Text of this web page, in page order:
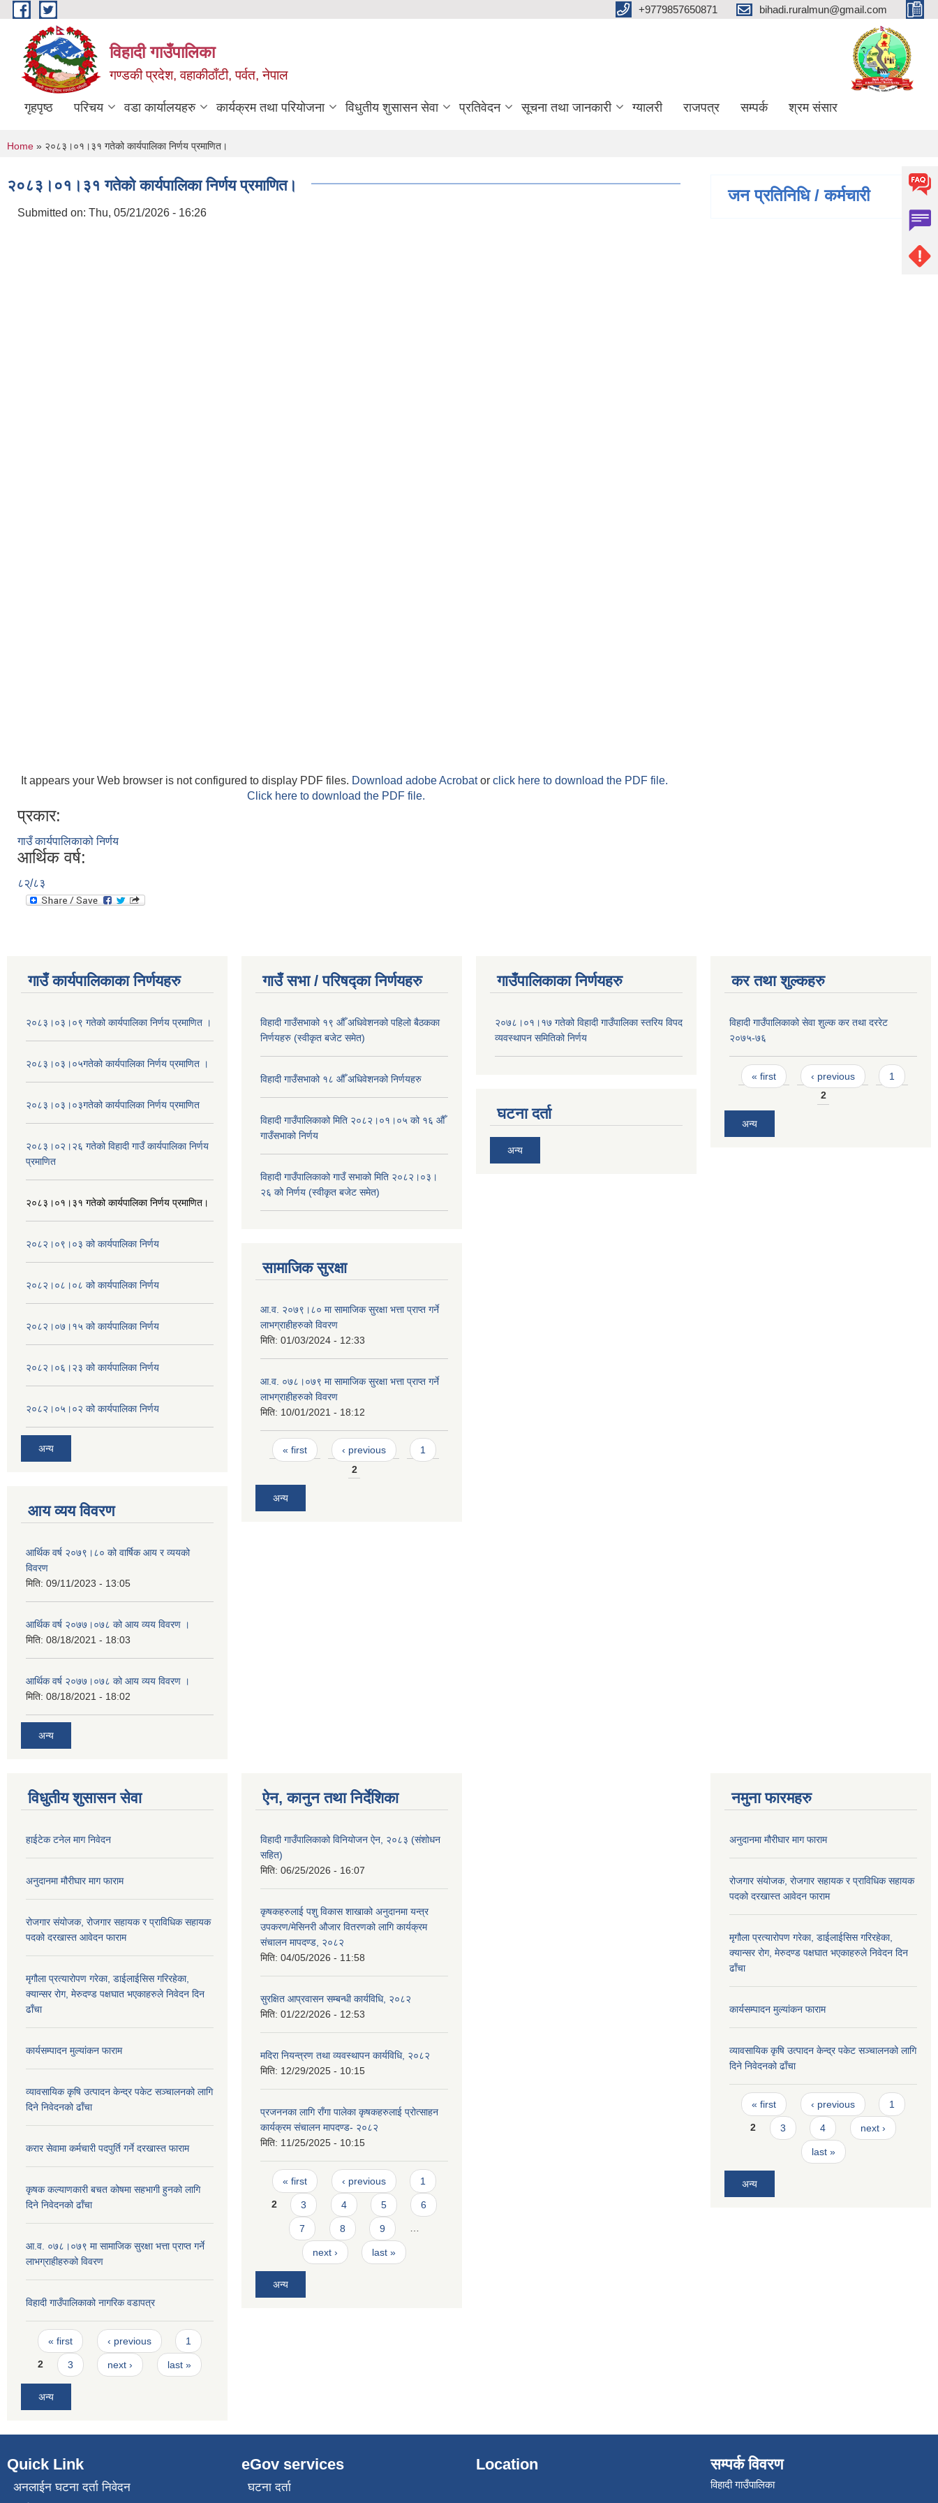
Skip to main content +9779857650871 bihadi.ruralmun@gmail.com
विहादी गाउँपालिका
गण्डकी प्रदेश, वहाकीठाँटी, पर्वत, नेपाल
गृहपृष्ठ परिचय वडा कार्यालयहरु कार्यक्रम तथा परियोजना विधुतीय शुसासन सेवा प्रतिवेदन सूचना तथा जानकारी ग्यालरी राजपत्र सम्पर्क श्रम संसार
You are here
Home » २०८३।०१।३१ गतेको कार्यपालिका निर्णय प्रमाणित।
२०८३।०१।३१ गतेको कार्यपालिका निर्णय प्रमाणित।
Submitted on: Thu, 05/21/2026 - 16:26
It appears your Web browser is not configured to display PDF files. Download adobe Acrobator click here to download the PDF file.
Click here to download the PDF file.
प्रकार:
गाउँ कार्यपालिकाको निर्णय
आर्थिक वर्ष:
८२्/८३
जन प्रतिनिधि / कर्मचारी
गाउँ कार्यपालिकाका निर्णयहरु
२०८३।०३।०९ गतेको कार्यपालिका निर्णय प्रमाणित ।
२०८३।०३।०५गतेको कार्यपालिका निर्णय प्रमाणित ।
२०८३।०३।०३गतेको कार्यपालिका निर्णय प्रमाणित
२०८३।०२।२६ गतेको विहादी गाउँ कार्यपालिका निर्णय
प्रमाणित
२०८३।०१।३१ गतेको कार्यपालिका निर्णय प्रमाणित।
२०८२।०९।०३ को कार्यपालिका निर्णय
२०८२।०८।०८ को कार्यपालिका निर्णय
२०८२।०७।१५ को कार्यपालिका निर्णय
२०८२।०६।२३ को कार्यपालिका निर्णय
२०८२।०५।०२ को कार्यपालिका निर्णय
अन्य
आय व्यय विवरण
आर्थिक वर्ष २०७९।८० को वार्षिक आय र व्ययको
विवरण
मिति: 09/11/2023 - 13:05
आर्थिक वर्ष २०७७।०७८ को आय व्यय विवरण ।
मिति: 08/18/2021 - 18:03
आर्थिक वर्ष २०७७।०७८ को आय व्यय विवरण ।
मिति: 08/18/2021 - 18:02
अन्य
गाउँ सभा / परिषद्का निर्णयहरु
विहादी गाउँसभाको १९ औँ अधिवेशनको पहिलो बैठकका
निर्णयहरु (स्वीकृत बजेट समेत)
विहादी गाउँसभाको १८ औँ अधिवेशनको निर्णयहरु
विहादी गाउँपालिकाको मिति २०८२।०१।०५ को १६ औँ
गाउँसभाको निर्णय
विहादी गाउँपालिकाको गाउँ सभाको मिति २०८२।०३।
२६ को निर्णय (स्वीकृत बजेट समेत)
सामाजिक सुरक्षा
आ.व. २०७९।८० मा सामाजिक सुरक्षा भत्ता प्राप्त गर्ने
लाभग्राहीहरुको विवरण
मिति: 01/03/2024 - 12:33
आ.व. ०७८।०७९ मा सामाजिक सुरक्षा भत्ता प्राप्त गर्ने
लाभग्राहीहरुको विवरण
मिति: 10/01/2021 - 18:12
Pages
« first ‹ previous
1
2
अन्य
गाउँपालिकाका निर्णयहरु
२०७८।०१।१७ गतेको विहादी गाउँपालिका स्तरिय विपद
व्यवस्थापन समितिको निर्णय
घटना दर्ता
अन्य
कर तथा शुल्कहरु
विहादी गाउँपालिकाको सेवा शुल्क कर तथा दररेट
२०७५-७६
Pages
« first ‹ previous
1
2
अन्य
विधुतीय शुसासन सेवा
हाईटेक टनेल माग निवेदन
अनुदानमा मौरीघार माग फाराम
रोजगार संयोजक, रोजगार सहायक र प्राविधिक सहायक
पदको दरखास्त आवेदन फाराम
मृगौला प्रत्यारोपण गरेका, डाईलाईसिस गरिरहेका,
क्यान्सर रोग, मेरुदण्ड पक्षघात भएकाहरुले निवेदन दिन
ढाँचा
कार्यसम्पादन मुल्यांकन फाराम
व्यावसायिक कृषि उत्पादन केन्द्र पकेट सञ्चालनको लागि
दिने निवेदनको ढाँचा
करार सेवामा कर्मचारी पदपुर्ति गर्ने दरखास्त फाराम
कृषक कल्याणकारी बचत कोषमा सहभागी हुनको लागि
दिने निवेदनको ढाँचा
आ.व. ०७८।०७९ मा सामाजिक सुरक्षा भत्ता प्राप्त गर्ने
लाभग्राहीहरुको विवरण
विहादी गाउँपालिकाको नागरिक वडापत्र
Pages
« first ‹ previous 1
2 3 next › last »
अन्य
ऐन, कानुन तथा निर्देशिका
विहादी गाउँपालिकाको विनियोजन ऐन, २०८३ (संशोधन
सहित)
मिति: 06/25/2026 - 16:07
कृषकहरुलाई पशु विकास शाखाको अनुदानमा यन्त्र
उपकरण/मेसिनरी औजार वितरणको लागि कार्यक्रम
संचालन मापदण्ड, २०८२
मिति: 04/05/2026 - 11:58
सुरक्षित आप्रवासन सम्बन्धी कार्यविधि, २०८२
मिति: 01/22/2026 - 12:53
मदिरा नियन्त्रण तथा व्यवस्थापन कार्यविधि, २०८२
मिति: 12/29/2025 - 10:15
प्रजननका लागि राँगा पालेका कृषकहरुलाई प्रोत्साहन
कार्यक्रम संचालन मापदण्ड- २०८२
मिति: 11/25/2025 - 10:15
Pages
« first ‹ previous 1
2 3 4 5 6
7 8 9 …
next › last »
अन्य
नमुना फारमहरु
अनुदानमा मौरीघार माग फाराम
रोजगार संयोजक, रोजगार सहायक र प्राविधिक सहायक
पदको दरखास्त आवेदन फाराम
मृगौला प्रत्यारोपण गरेका, डाईलाईसिस गरिरहेका,
क्यान्सर रोग, मेरुदण्ड पक्षघात भएकाहरुले निवेदन दिन
ढाँचा
कार्यसम्पादन मुल्यांकन फाराम
व्यावसायिक कृषि उत्पादन केन्द्र पकेट सञ्चालनको लागि
दिने निवेदनको ढाँचा
Pages
« first ‹ previous 1
2 3 4 next ›
last »
अन्य
Quick Link
अनलाईन घटना दर्ता निवेदन
eGov services
घटना दर्ता
Location सम्पर्क विवरण
विहादी गाउँपालिका